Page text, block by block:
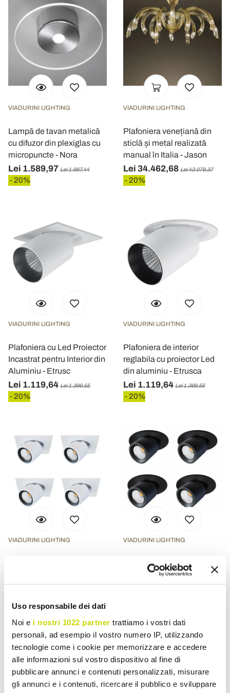
Uso responsabile dei dati
Noi e i nostri 1022 partner trattiamo i vostri dati
personali, ad esempio il vostro numero IP, utilizzando
tecnologie come i cookie per memorizzare e accedere
alle informazioni sul vostro dispositivo al fine di
pubblicare annunci e contenuti personalizzati, misurare
gli annunci e i contenuti, ricercare il pubblico e sviluppare
VIADURINI LIGHTING
Lampă de tavan metalică
cu difuzor din plexiglas cu
micropuncte - Nora
Lei 1.589,97 Lei 1.987,44
- 20%
VIADURINI LIGHTING
Plafoniera venețiană din
sticlă și metal realizată
manual în Italia - Jason
Lei 34.462,68 Lei 43.078,37
- 20%
VIADURINI LIGHTING
Plafoniera cu Led Proiector
Incastrat pentru Interior din
Aluminiu - Etrusc
Lei 1.119,64 Lei 1.399,55
- 20%
VIADURINI LIGHTING
Plafoniera de interior
reglabila cu proiector Led
din aluminiu - Etrusca
Lei 1.119,64 Lei 1.399,55
- 20%
VIADURINI LIGHTING
4 Piese - Etrusca
VIADURINI LIGHTING
Plafoniera Reglabila
Proiector Led din Aluminiu
4 Piese - Etrusca